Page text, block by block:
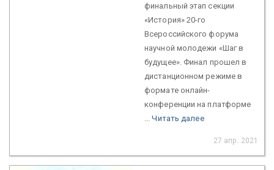
финальный этап секции
«История» 20-го
Всероссийского форума
научной молодежи «Шаг в
будущее». Финал прошел в
дистанционном режиме в
формате онлайн-
конференции на платформе
...Читать далее
27 апр. 2021